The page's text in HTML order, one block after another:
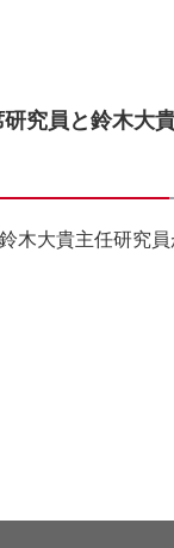
究員と鈴木大
木大貴主任研究員